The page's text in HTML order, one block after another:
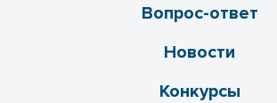
Вопрос-ответ
Новости
Конкурсы